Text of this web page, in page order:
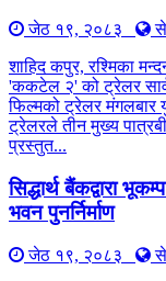
जेठ १९, २०८३
शाहिद कपुर, रश्मिका
'ककटेल २' को ट्रेलर
फिल्मको ट्रेलर मंगलबार
ट्रेलरले तीन मुख्य
प्रस्तुत...
सिद्धार्थ बैंकद्वारा
भवन पुनर्निर्माण
जेठ १९, २०८३